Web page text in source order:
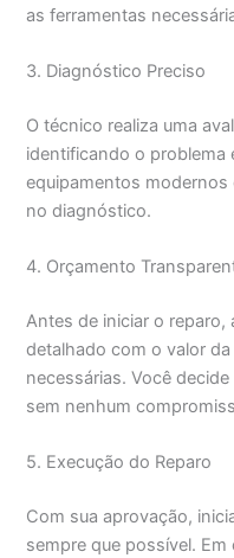
as ferramentas
3. Diagnóstico Preciso
O técnico realiza uma
identificando o problema
equipamentos modernos
no diagnóstico.
4. Orçamento
Antes de iniciar o
detalhado com o valor
necessárias. Você
sem nenhum
5. Execução do Reparo
Com sua aprovação,
sempre que possível.